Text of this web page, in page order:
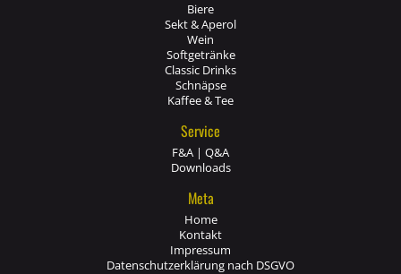
Biere
Sekt & Aperol
Wein
Softgetränke
Classic Drinks
Schnäpse
Kaffee & Tee
Service
F&A | Q&A
Downloads
Meta
Home
Kontakt
Impressum
Datenschutzerklärung nach DSGVO